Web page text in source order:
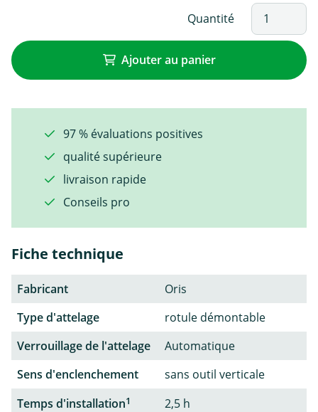
Quantité
Ajouter au panier
97 % évaluations positives
qualité supérieure
livraison rapide
Conseils pro
Fiche technique
Fabricant
Oris
Type d'attelage
rotule démontable
Verrouillage de l'attelage
Automatique
Sens d'enclenchement
sans outil verticale
Temps d'installation1
2,5 h